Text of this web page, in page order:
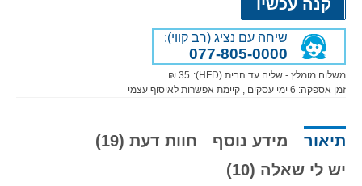
קנה עכשיו
שיחה עם נציג (רב קווי):
077-805-0000
משלוח מומלץ - שליח עד הבית (HFD):
35 ₪
זמן אספקה: 6 ימי עסקים , קיימת אפשרות לאיסוף עצמי
תיאור מידע נוסף
חוות דעת (19)
יש לי שאלה (10)